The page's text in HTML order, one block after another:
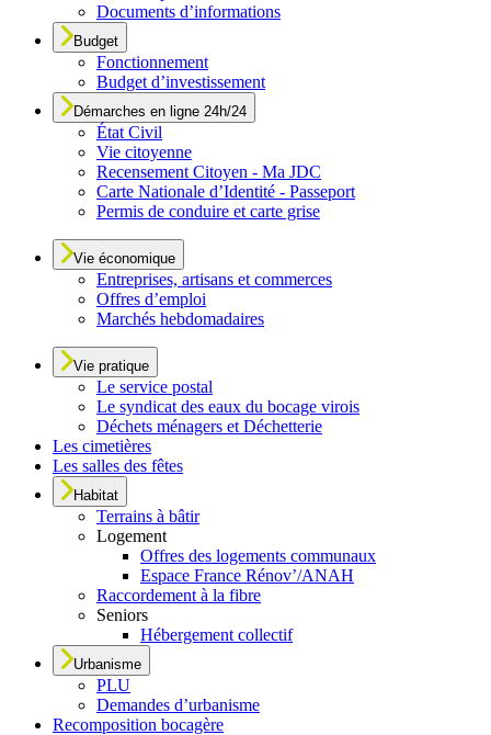
Documents d’informations
Budget
Fonctionnement
Budget d’investissement
Démarches en ligne 24h/24
État Civil
Vie citoyenne
Recensement Citoyen - Ma JDC
Carte Nationale d’Identité - Passeport
Permis de conduire et carte grise
Vie économique
Entreprises, artisans et commerces
Offres d’emploi
Marchés hebdomadaires
Vie pratique
Le service postal
Le syndicat des eaux du bocage virois
Déchets ménagers et Déchetterie
Les cimetières
Les salles des fêtes
Habitat
Terrains à bâtir
Logement
Offres des logements communaux
Espace France Rénov’/ANAH
Raccordement à la fibre
Seniors
Hébergement collectif
Urbanisme
PLU
Demandes d’urbanisme
Recomposition bocagère